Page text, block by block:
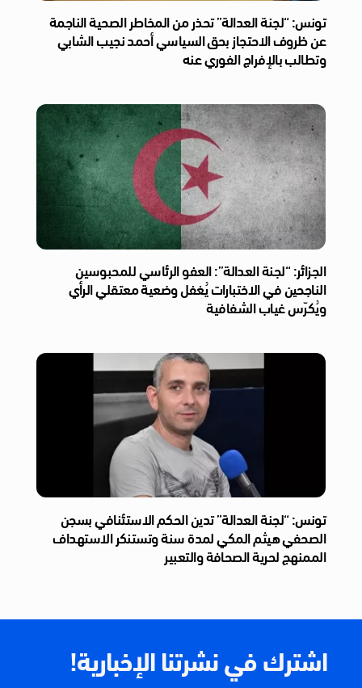
تونس: “لجنة العدالة” تحذر من المخاطر الصحية الناجمة
عن ظروف الاحتجاز بحق السياسي أحمد نجيب الشابي
وتطالب بالإفراج الفوري عنه
الجزائر: “لجنة العدالة”: العفو الرئاسي للمحبوسين
الناجحين في الاختبارات يُغفل وضعية معتقلي الرأي
ويُكرّس غياب الشفافية
تونس: “لجنة العدالة” تدين الحكم الاستئنافي بسجن
الصحفي هيثم المكي لمدة سنة وتستنكر الاستهداف
الممنهج لحرية الصحافة والتعبير
اشترك في نشرتنا الإخبارية!